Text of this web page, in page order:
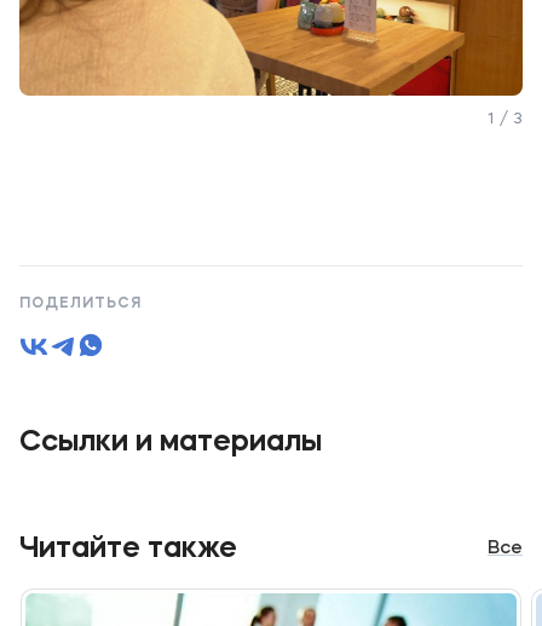
1 / 3
ПОДЕЛИТЬСЯ
Ссылки и материалы
Читайте также Все